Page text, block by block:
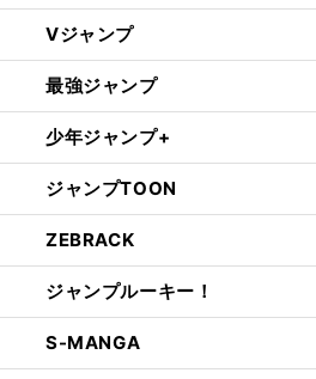
Vジャンプ
最強ジャンプ
少年ジャンプ+
ジャンプTOON
ZEBRACK
ジャンプルーキー！
S-MANGA